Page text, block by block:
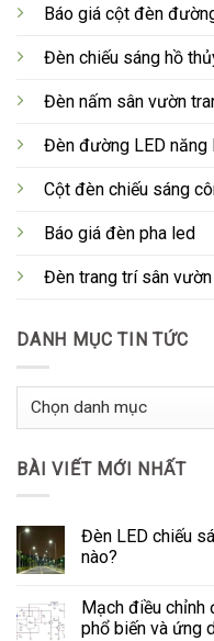
Báo giá cột đèn
Đèn chiếu sáng hồ
Đèn nấm sân vườn
Đèn đường LED
Cột đèn chiếu sáng
Báo giá đèn pha led
Đèn trang trí sân vườn
DANH MỤC TIN TỨC
Danh
Tức
BÀI VIẾT MỚI NHẤT
Đèn LED chiếu
nào?
Mạch điều chỉnh
phổ biến và ứng